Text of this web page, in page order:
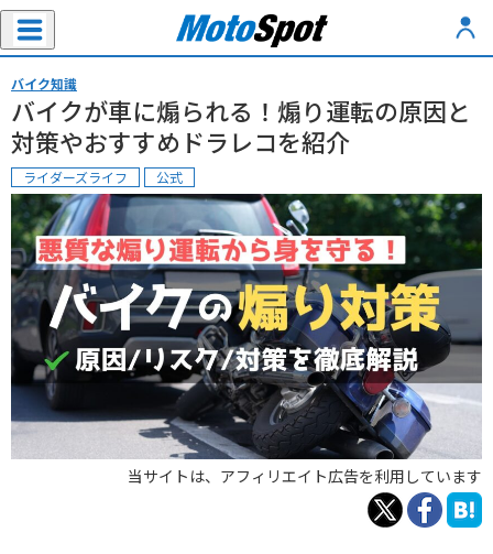
バイク知識
バイクが車に煽られる！煽り運転の原因と
対策やおすすめドラレコを紹介
ライダーズライフ 公式
当サイトは、アフィリエイト広告を利用しています